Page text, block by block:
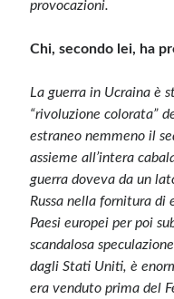
provocazioni.
Chi, secondo lei, ha
La guerra in Ucraina è
“rivoluzione colorata”
estraneo nemmeno il
assieme all’intera
guerra doveva da un
Russa nella fornitura di
Paesi europei per poi
scandalosa
dagli Stati Uniti, è
era venduto prima del